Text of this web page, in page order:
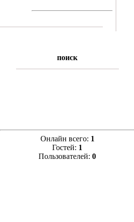
поиск
Онлайн всего: 1
Гостей: 1
Пользователей: 0